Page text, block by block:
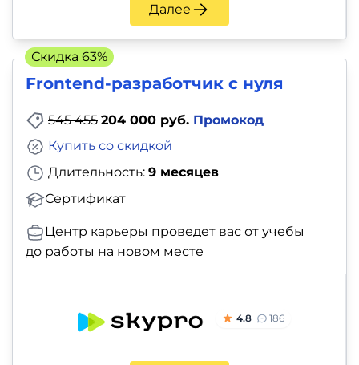
Далее
Frontend-разработчик с нуля
545 455 204 000 руб. Промокод
Длительность: 9 месяцев
Сертификат
Купить со скидкой
Центр карьеры проведет вас от учебы
до работы на новом месте
4.8 186
Скидка 63%